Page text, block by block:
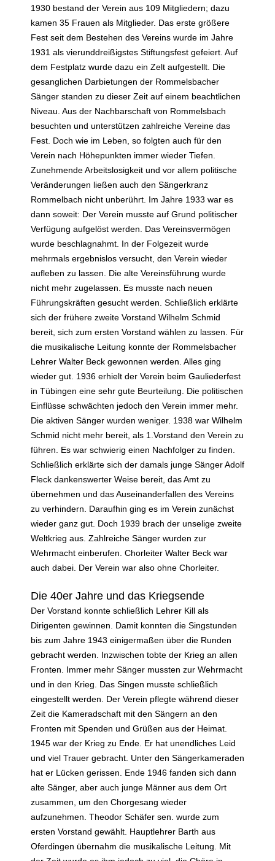
1930 bestand der Verein aus 109 Mitgliedern; dazu
kamen 35 Frauen als Mitglieder. Das erste größere
Fest seit dem Bestehen des Vereins wurde im Jahre
1931 als vierunddreißigstes Stiftungsfest gefeiert. Auf
dem Festplatz wurde dazu ein Zelt aufgestellt. Die
gesanglichen Darbietungen der Rommelsbacher
Sänger standen zu dieser Zeit auf einem beachtlichen
Niveau. Aus der Nachbarschaft von Rommelsbach
besuchten und unterstützen zahlreiche Vereine das
Fest. Doch wie im Leben, so folgten auch für den
Verein nach Höhepunkten immer wieder Tiefen.
Zunehmende Arbeitslosigkeit und vor allem politische
Veränderungen ließen auch den Sängerkranz
Rommelbach nicht unberührt. Im Jahre 1933 war es
dann soweit: Der Verein musste auf Grund politischer
Verfügung aufgelöst werden. Das Vereinsvermögen
wurde beschlagnahmt. In der Folgezeit wurde
mehrmals ergebnislos versucht, den Verein wieder
aufleben zu lassen. Die alte Vereinsführung wurde
nicht mehr zugelassen. Es musste nach neuen
Führungskräften gesucht werden. Schließlich erklärte
sich der frühere zweite Vorstand Wilhelm Schmid
bereit, sich zum ersten Vorstand wählen zu lassen. Für
die musikalische Leitung konnte der Rommelsbacher
Lehrer Walter Beck gewonnen werden. Alles ging
wieder gut. 1936 erhielt der Verein beim Gauliederfest
in Tübingen eine sehr gute Beurteilung. Die politischen
Einflüsse schwächten jedoch den Verein immer mehr.
Die aktiven Sänger wurden weniger. 1938 war Wilhelm
Schmid nicht mehr bereit, als 1.Vorstand den Verein zu
führen. Es war schwierig einen Nachfolger zu finden.
Schließlich erklärte sich der damals junge Sänger Adolf
Fleck dankenswerter Weise bereit, das Amt zu
übernehmen und das Auseinanderfallen des Vereins
zu verhindern. Daraufhin ging es im Verein zunächst
wieder ganz gut. Doch 1939 brach der unselige zweite
Weltkrieg aus. Zahlreiche Sänger wurden zur
Wehrmacht einberufen. Chorleiter Walter Beck war
auch dabei. Der Verein war also ohne Chorleiter.
Die 40er Jahre und das Kriegsende
Der Vorstand konnte schließlich Lehrer Kill als
Dirigenten gewinnen. Damit konnten die Singstunden
bis zum Jahre 1943 einigermaßen über die Runden
gebracht werden. Inzwischen tobte der Krieg an allen
Fronten. Immer mehr Sänger mussten zur Wehrmacht
und in den Krieg. Das Singen musste schließlich
eingestellt werden. Der Verein pflegte während dieser
Zeit die Kameradschaft mit den Sängern an den
Fronten mit Spenden und Grüßen aus der Heimat.
1945 war der Krieg zu Ende. Er hat unendliches Leid
und viel Trauer gebracht. Unter den Sängerkameraden
hat er Lücken gerissen. Ende 1946 fanden sich dann
alte Sänger, aber auch junge Männer aus dem Ort
zusammen, um den Chorgesang wieder
aufzunehmen. Theodor Schäfer sen. wurde zum
ersten Vorstand gewählt. Hauptlehrer Barth aus
Oferdingen übernahm die musikalische Leitung. Mit